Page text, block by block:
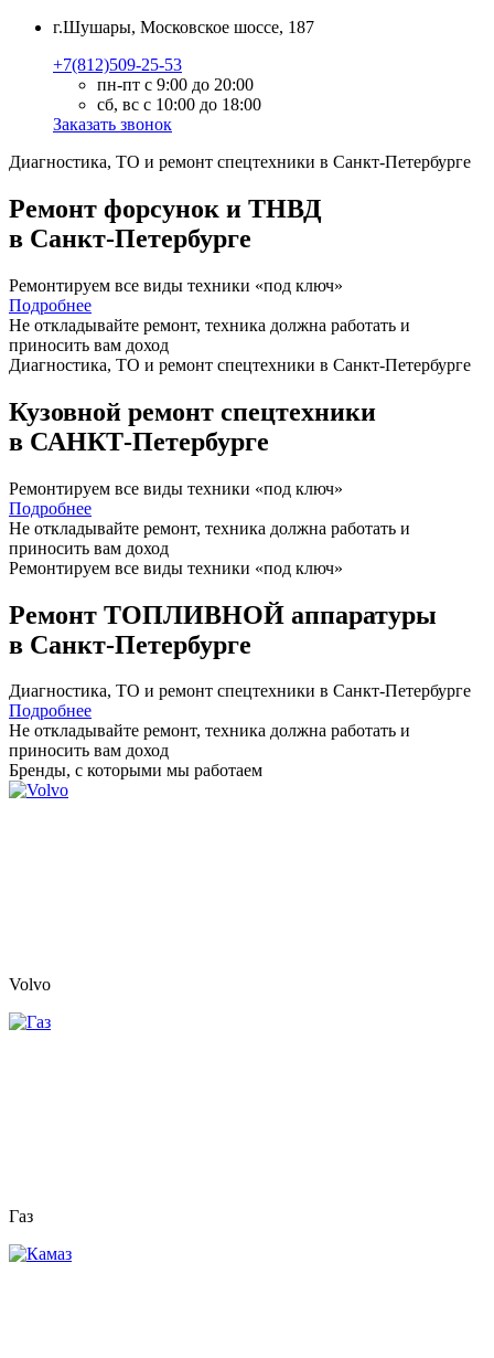
г.Шушары, Московское шоссе, 187
+7(812)509-25-53
пн-пт с 9:00 до 20:00
сб, вс с 10:00 до 18:00
Заказать звонок
Диагностика, ТО и ремонт спецтехники в Санкт-Петербурге
Ремонт форсунок и ТНВД
в Санкт-Петербурге
Ремонтируем все виды техники «под ключ»
Подробнее
Не откладывайте ремонт, техника должна работать и
приносить вам доход
Диагностика, ТО и ремонт спецтехники в Санкт-Петербурге
Кузовной ремонт спецтехники
в САНКТ-Петербурге
Ремонтируем все виды техники «под ключ»
Подробнее
Не откладывайте ремонт, техника должна работать и
приносить вам доход
Ремонтируем все виды техники «под ключ»
Ремонт ТОПЛИВНОЙ аппаратуры
в Санкт-Петербурге
Диагностика, ТО и ремонт спецтехники в Санкт-Петербурге
Подробнее
Не откладывайте ремонт, техника должна работать и
приносить вам доход
Бренды, с которыми мы работаем
Volvo
Газ